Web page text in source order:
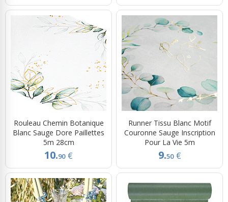
Rouleau Chemin Botanique
Blanc Sauge Dore Paillettes
5m 28cm
10.90 €
Runner Tissu Blanc Motif
Couronne Sauge Inscription
Pour La Vie 5m
9.50 €